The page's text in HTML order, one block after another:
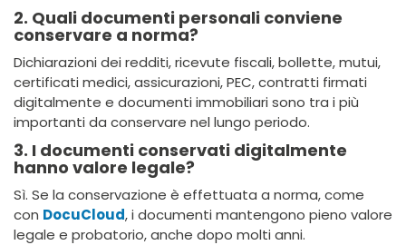
2. Quali documenti personali conviene
conservare a norma?
Dichiarazioni dei redditi, ricevute fiscali, bollette, mutui,
certificati medici, assicurazioni, PEC, contratti firmati
digitalmente e documenti immobiliari sono tra i più
importanti da conservare nel lungo periodo.
3. I documenti conservati digitalmente
hanno valore legale?
Sì. Se la conservazione è effettuata a norma, come
con DocuCloud, i documenti mantengono pieno valore
legale e probatorio, anche dopo molti anni.